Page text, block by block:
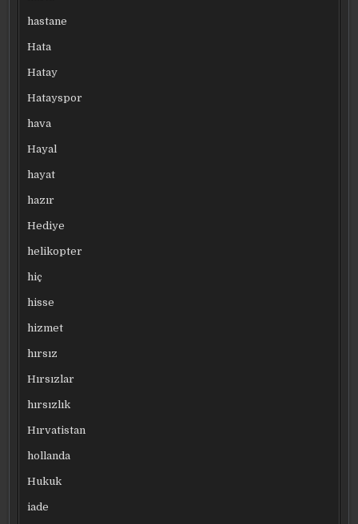
hastane
Hata
Hatay
Hatayspor
hava
Hayal
hayat
hazır
Hediye
helikopter
hiç
hisse
hizmet
hırsız
Hırsızlar
hırsızlık
Hırvatistan
hollanda
Hukuk
iade